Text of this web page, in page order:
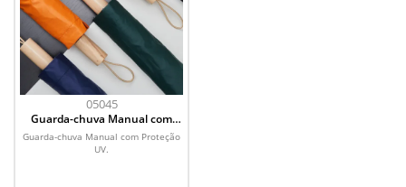
05045
Guarda-chuva Manual com
Proteção UV
Guarda-chuva Manual com Proteção
UV.